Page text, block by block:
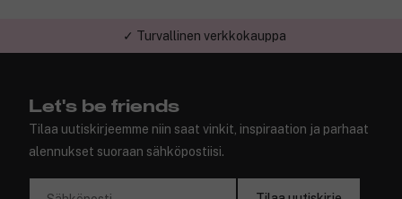
✓ Turvallinen verkkokauppa
Let's be friends
Tilaa uutiskirjeemme niin saat vinkit, inspiraation ja parhaat
alennukset suoraan sähköpostiisi.